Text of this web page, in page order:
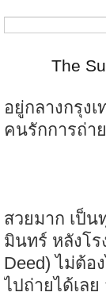
The
อยู่กลางกรุง
คนรักการถ่า
สวยมาก เป็
มินทร์ หลังโร
Deed) ไม่ต้อ
ไปถ่ายได้เล